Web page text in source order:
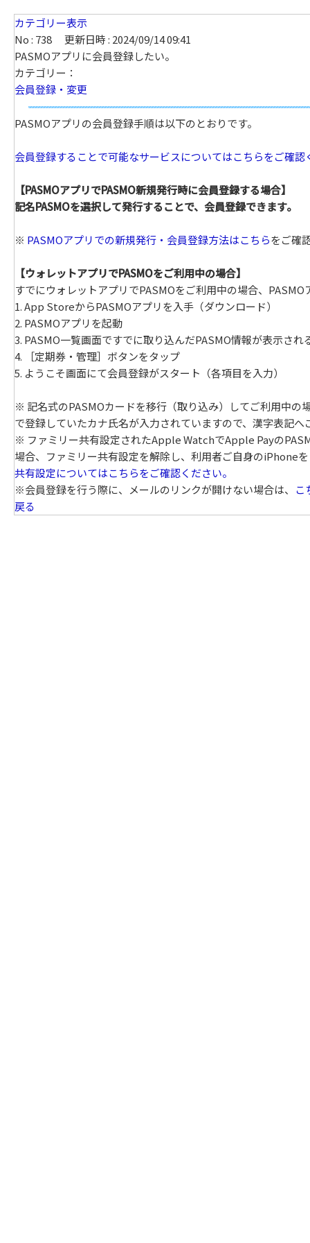
カテゴリー表示
No : 738
更新日時 : 2024/09/14 09:41
PASMOアプリに会員登録したい。
カテゴリー：
会員登録・変更
PASMOアプリの会員登録手順は以下のとおりです。
会員登録することで可能なサービスについてはこちらをご確認
【PASMOアプリでPASMO新規発行時に会員登録する場合】
記名PASMOを選択して発行することで、会員登録できます。
※ PASMOアプリでの新規発行・会員登録方法はこちらをご確
【ウォレットアプリでPASMOをご利用中の場合】
すでにウォレットアプリでPASMOをご利用中の場合、
1. App StoreからPASMOアプリを入手（ダウンロード）
2. PASMOアプリを起動
3. PASMO一覧画面ですでに取り込んだPASMO情報が表示され
4. ［定期券・管理］ボタンをタップ
5. ようこそ画面にて会員登録がスタート（各項目を入力）
※ 記名式のPASMOカードを移行（取り込み）してご利用中の
で登録していたカナ氏名が入力されていますので、漢字表記へ
※ ファミリー共有設定されたApple WatchでApple Payの
場合、ファミリー共有設定を解除し、利用者ご自身のiPhone
共有設定についてはこちらをご確認ください。
※会員登録を行う際に、メールのリンクが開けない場合は、 こ
戻る